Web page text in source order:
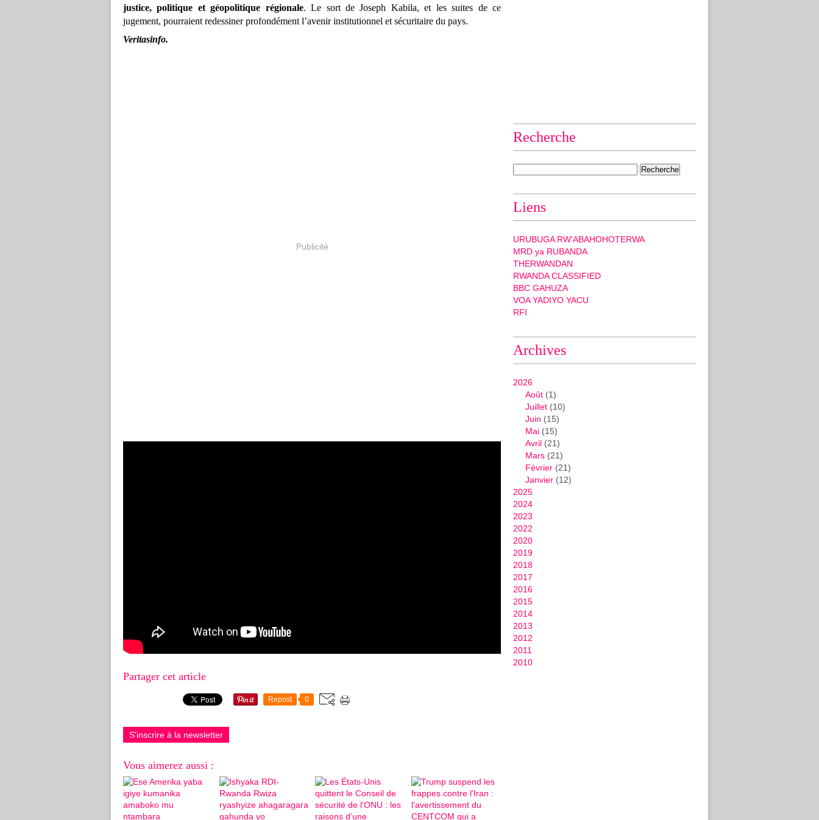
justice, politique et géopolitique régionale. Le sort de Joseph Kabila, et les suites de ce
jugement, pourraient redessiner profondément l’avenir institutionnel et sécuritaire du pays.
Veritasinfo.
Publicité
Partager cet article
Repost 0
S'inscrire à la newsletter
Vous aimerez aussi :
Recherche
Liens
URUBUGA RW'ABAHOHOTERWA
MRD ya RUBANDA
THERWANDAN
RWANDA CLASSIFIED
BBC GAHUZA
VOA YADIYO YACU
RFI
Archives
2026
Août (1)
Juillet (10)
Juin (15)
Mai (15)
Avril (21)
Mars (21)
Février (21)
Janvier (12)
2025
2024
2023
2022
2020
2019
2018
2017
2016
2015
2014
2013
2012
2011
2010